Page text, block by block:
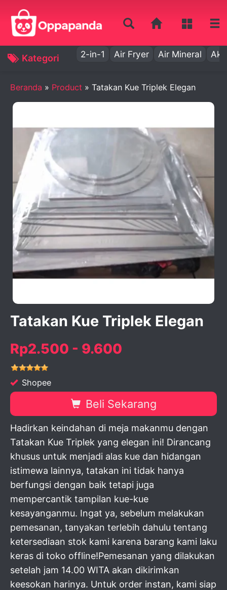
Kategori 2-in-1 Air Fryer Air Mineral Aki
Beranda » Product » Tatakan Kue Triplek Elegan
Tatakan Kue Triplek Elegan
Rp2.500 - 9.600
Shopee
Beli Sekarang
Hadirkan keindahan di meja makanmu dengan
Tatakan Kue Triplek yang elegan ini! Dirancang
khusus untuk menjadi alas kue dan hidangan
istimewa lainnya, tatakan ini tidak hanya
berfungsi dengan baik tetapi juga
mempercantik tampilan kue-kue
kesayanganmu. Ingat ya, sebelum melakukan
pemesanan, tanyakan terlebih dahulu tentang
ketersediaan stok kami karena barang kami laku
keras di toko offline!Pemesanan yang dilakukan
setelah jam 14.00 WITA akan dikirimkan
keesokan harinya. Untuk order instan, kami siap